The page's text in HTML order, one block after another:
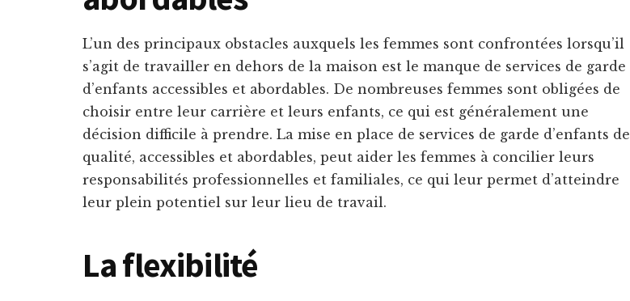
L’un des principaux obstacles auxquels les femmes sont confrontées lorsqu’il
s’agit de travailler en dehors de la maison est le manque de services de garde
d’enfants accessibles et abordables. De nombreuses femmes sont obligées de
choisir entre leur carrière et leurs enfants, ce qui est généralement une
décision difficile à prendre. La mise en place de services de garde d’enfants de
qualité, accessibles et abordables, peut aider les femmes à concilier leurs
responsabilités professionnelles et familiales, ce qui leur permet d’atteindre
leur plein potentiel sur leur lieu de travail.
La flexibilité